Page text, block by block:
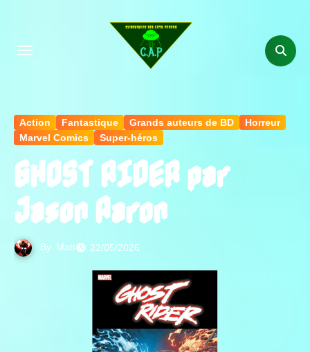
contenu
Action Fantastique Grands auteurs de BD
Horreur
Marvel Comics
Super-héros
GHOST RIDER par
Jason Aaron
By Matt 22/05/2026